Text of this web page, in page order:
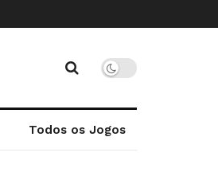
Todos os Jogos